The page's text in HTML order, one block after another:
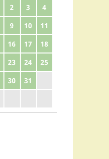
2 3
4
9 10
11
16 17
18
23 24
25
30 31